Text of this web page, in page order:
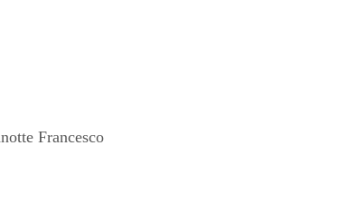
Francesco